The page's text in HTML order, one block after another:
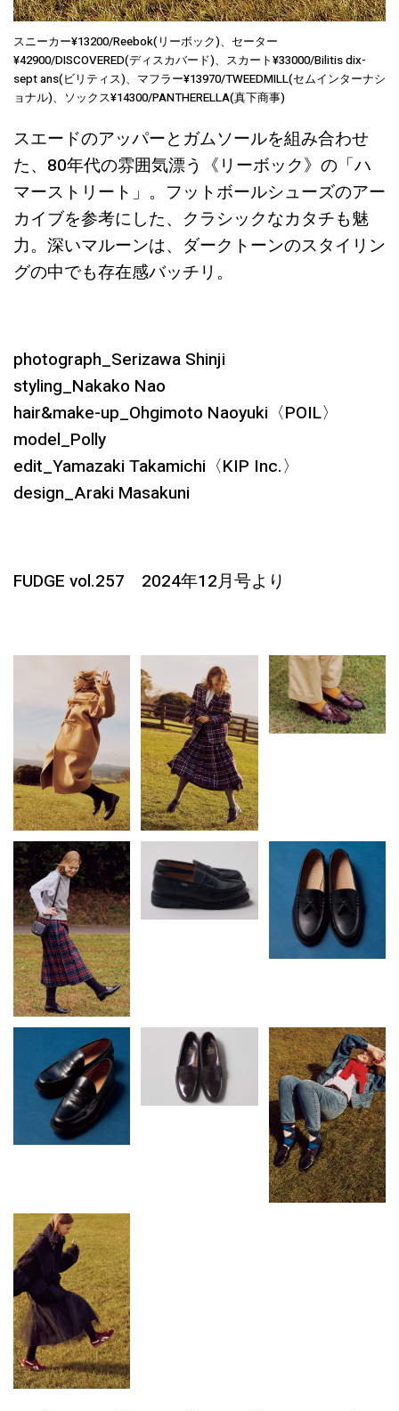
スニーカー¥13200/Reebok(リーボック)、セーター
¥42900/DISCOVERED(ディスカバード)、スカート¥33000/Bilitis dix-
sept ans(ビリティス)、マフラー¥13970/TWEEDMILL(セムインターナシ
ョナル)、ソックス¥14300/PANTHERELLA(真下商事)
スエードのアッパーとガムソールを組み合わせ
た、80年代の雰囲気漂う《リーボック》の「ハ
マーストリート」。フットボールシューズのアー
カイブを参考にした、クラシックなカタチも魅
力。深いマルーンは、ダークトーンのスタイリン
グの中でも存在感バッチリ。
photograph_Serizawa Shinji
styling_Nakako Nao
hair&make-up_Ohgimoto Naoyuki〈POIL〉
model_Polly
edit_Yamazaki Takamichi〈KIP Inc.〉
design_Araki Masakuni
FUDGE vol.257 2024年12月号より